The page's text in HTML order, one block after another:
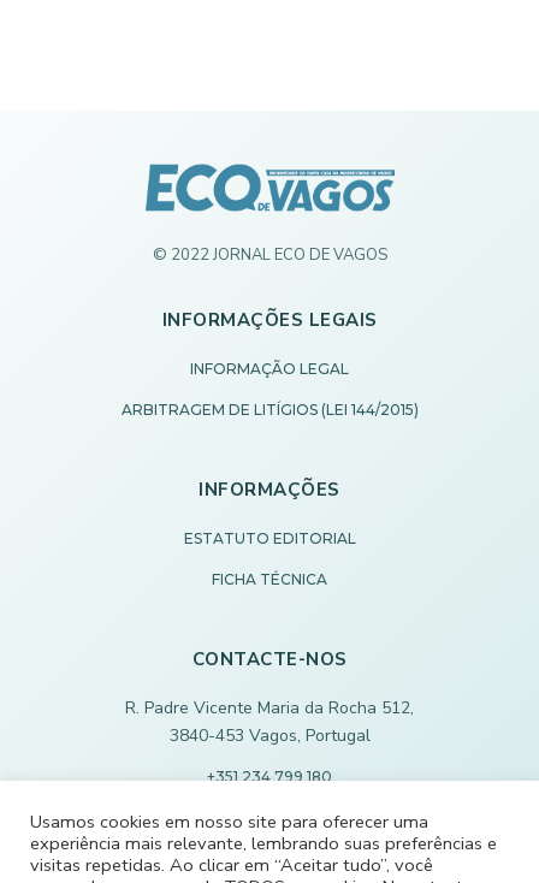
© 2022 JORNAL ECO DE VAGOS
INFORMAÇÕES LEGAIS
INFORMAÇÃO LEGAL
ARBITRAGEM DE LITÍGIOS (LEI 144/2015)
INFORMAÇÕES
ESTATUTO EDITORIAL
FICHA TÉCNICA
CONTACTE-NOS
R. Padre Vicente Maria da Rocha 512,
3840-453 Vagos, Portugal
+351 234 799 180
ECODEVAGOS@SCMVAGOS.EU
Usamos cookies em nosso site para oferecer uma
experiência mais relevante, lembrando suas preferências e
visitas repetidas. Ao clicar em “Aceitar tudo”, você